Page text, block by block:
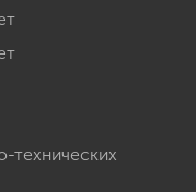
технических